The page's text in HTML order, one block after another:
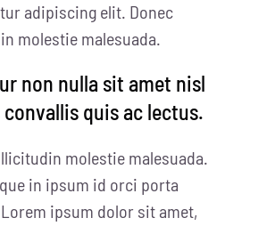
adipiscing elit. Donec
molestie malesuada.
non nulla sit amet nisl
quis ac lectus.
molestie malesuada.
in ipsum id orci porta
ipsum dolor sit amet,